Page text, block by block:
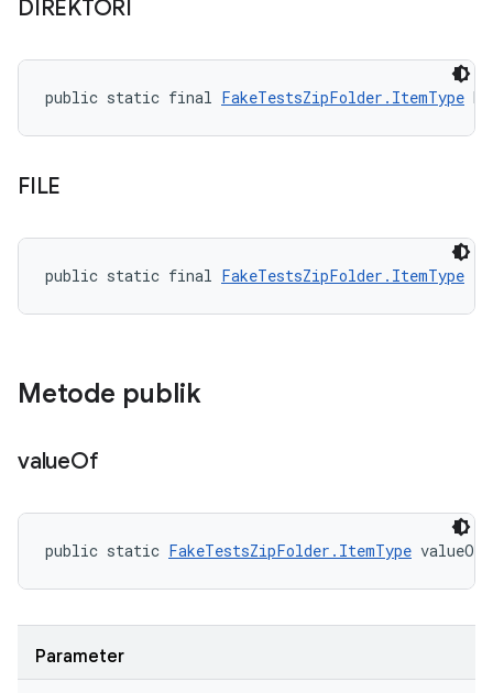
DIREKTORI
public static final FakeTestsZipFolder.ItemType
FILE
public static final FakeTestsZipFolder.ItemType
Metode publik
valueOf
public static FakeTestsZipFolder.ItemType valueOf
Parameter